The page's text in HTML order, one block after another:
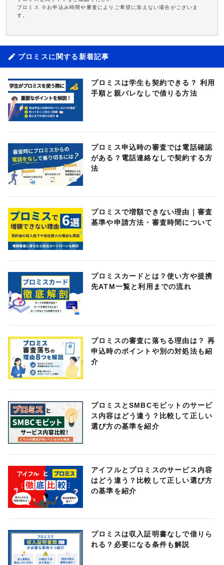
プロミス ※お申込み時間や審査によりご希望に添えない場合がございま
す。
プロミスに関する新着記事
プロミスは学生も契約できる？ 利用
手順と親バレなしで借りる方法
プロミス申込時の審査では電話確認
がある？電話連絡なしで契約する方
法
プロミスで増額できない理由｜審査
基準や申請方法・審査時間について
プロミスカードとは？使い方や提携
先ATM一覧と利用までの流れ
プロミスの審査に落ちる理由は？ 再
申込時のポイントや別の対処法も紹
介
プロミスとSMBCモビットのサービ
ス内容はどう違う？比較して正しい
選び方の基準を紹介
アイフルとプロミスのサービス内容
はどう違う？比較して正しい選び方
の基準を紹介
プロミスは収入証明書なしで借りら
れる？必要になる条件も解説